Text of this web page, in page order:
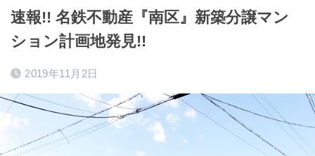
速報!! 名鉄不動産『南区』新築分譲マン
ション計画地発見!!
2019年11月2日